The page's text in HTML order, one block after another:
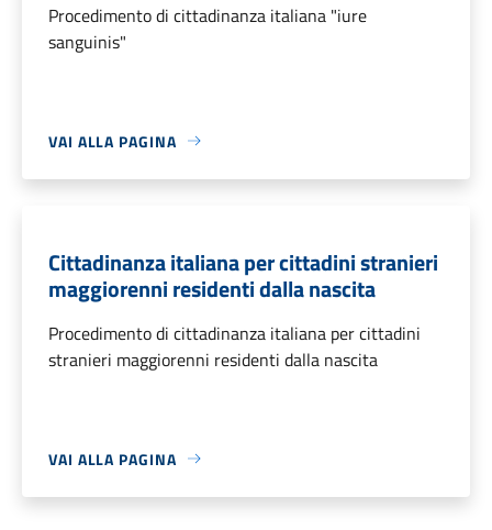
Procedimento di cittadinanza italiana "iure
sanguinis"
VAI ALLA PAGINA
Cittadinanza italiana per cittadini stranieri
maggiorenni residenti dalla nascita
Procedimento di cittadinanza italiana per cittadini
stranieri maggiorenni residenti dalla nascita
VAI ALLA PAGINA